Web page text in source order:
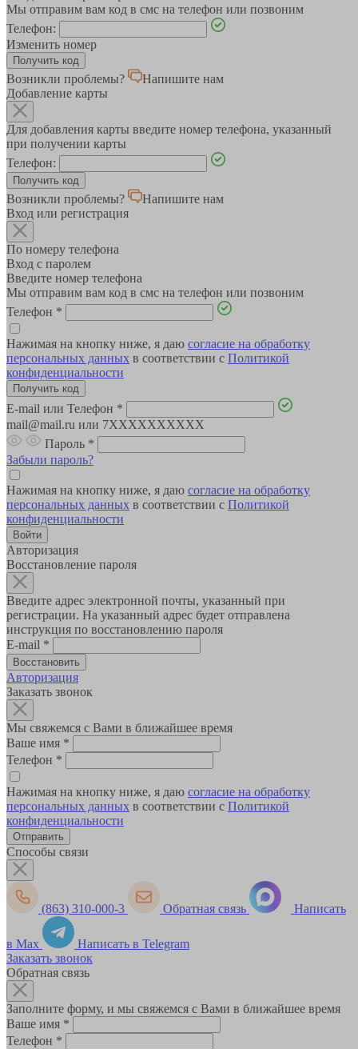
Мы отправим вам код в смс на телефон или позвоним
Телефон:
Изменить номер
Возникли проблемы?
Напишите нам
Добавление карты
Для добавления карты введите номер телефона, указанный
при получении карты
Телефон:
Возникли проблемы?
Напишите нам
Вход или регистрация
По номеру телефона
Вход с паролем
Введите номер телефона
Мы отправим вам код в смс на телефон или позвоним
Телефон *
Нажимая на кнопку ниже, я даю согласие на обработку
персональных данных в соответствии с Политикой
конфиденциальности
E-mail или Телефон *
mail@mail.ru или 7XXXXXXXXXX
Пароль *
Забыли пароль?
Нажимая на кнопку ниже, я даю согласие на обработку
персональных данных в соответствии с Политикой
конфиденциальности
Авторизация
Восстановление пароля
Введите адрес электронной почты, указанный при
регистрации. На указанный адрес будет отправлена
инструкция по восстановлению пароля
E-mail *
Авторизация
Заказать звонок
Мы свяжемся с Вами в ближайшее время
Ваше имя *
Телефон *
Нажимая на кнопку ниже, я даю согласие на обработку
персональных данных в соответствии с Политикой
конфиденциальности
Способы связи
(863) 310-000-3 Обратная связь Написать
в Max
Написать в Telegram
Заказать звонок
Обратная связь
Заполните форму, и мы свяжемся с Вами в ближайшее время
Ваше имя *
Телефон *